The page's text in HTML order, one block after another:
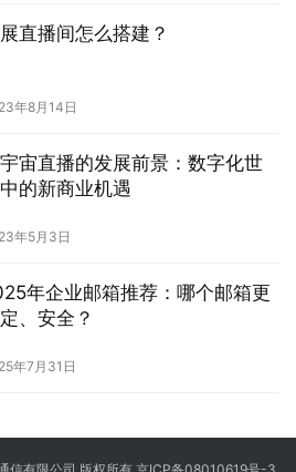
直播间怎么搭建？
年8月14日
宙直播的发展前景：数字化世
的新商业机遇
年5月3日
年企业邮箱推荐：哪个邮箱更
、安全？
年7月31日